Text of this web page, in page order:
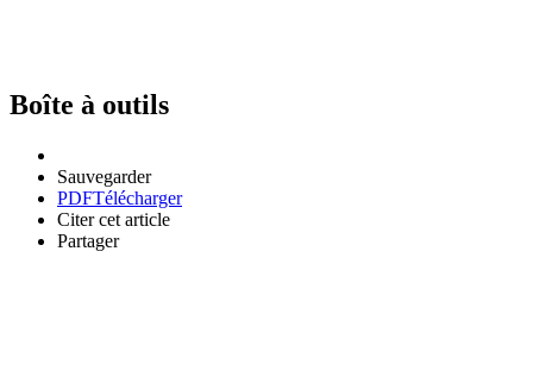
Boîte à outils
Sauvegarder
PDFTélécharger
Citer cet article
Partager